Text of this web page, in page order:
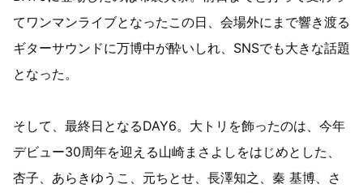
てワンマンライブとなったこの日、会場外にまで響き渡る
ギターサウンドに万博中が酔いしれ、SNSでも大きな話題
となった。
そして、最終日となるDAY6。大トリを飾ったのは、今年
デビュー30周年を迎える山崎まさよしをはじめとした、
杏子、あらきゆうこ、元ちとせ、長澤知之、秦 基博、さ